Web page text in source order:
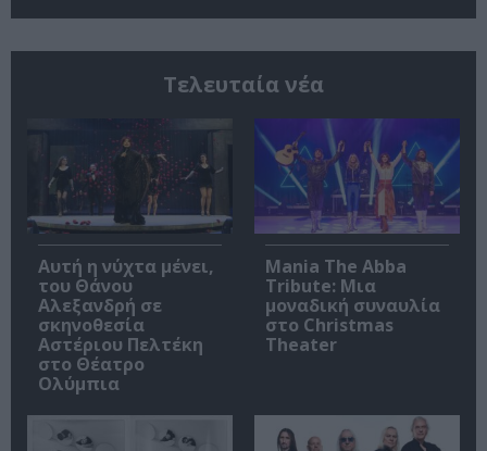
Τελευταία νέα
Αυτή η νύχτα μένει,
του Θάνου
Αλεξανδρή σε
σκηνοθεσία
Αστέριου Πελτέκη
στο Θέατρο
Ολύμπια
Mania The Abba
Tribute: Μια
μοναδική συναυλία
στο Christmas
Theater